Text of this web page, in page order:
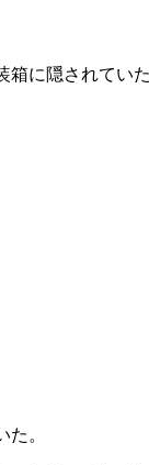
に隠されてい
。